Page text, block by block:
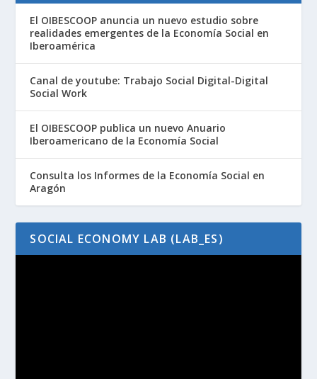
El OIBESCOOP anuncia un nuevo estudio sobre
realidades emergentes de la Economía Social en
Iberoamérica
Canal de youtube: Trabajo Social Digital-Digital
Social Work
El OIBESCOOP publica un nuevo Anuario
Iberoamericano de la Economía Social
Consulta los Informes de la Economía Social en
Aragón
SOCIAL ECONOMY LAB (LAB_ES)